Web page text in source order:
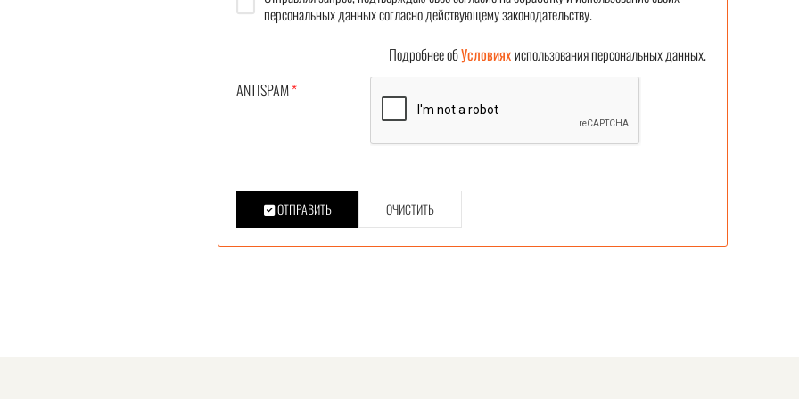
персональных данных согласно действующему законодательству.
Подробнее обУсловияхиспользования персональных данных.
ANTISPAM*
ОТПРАВИТЬ ОЧИСТИТЬ